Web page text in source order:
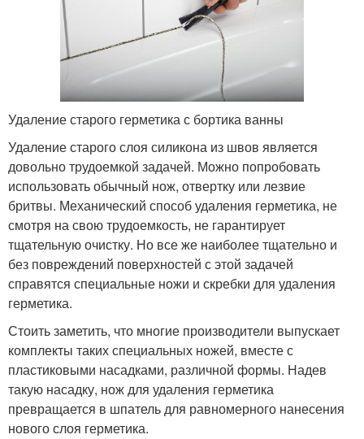
Удаление старого герметика с бортика ванны
Удаление старого слоя силикона из швов является
довольно трудоемкой задачей. Можно попробовать
использовать обычный нож, отвертку или лезвие
бритвы. Механический способ удаления герметика, не
смотря на свою трудоемкость, не гарантирует
тщательную очистку. Но все же наиболее тщательно и
без повреждений поверхностей с этой задачей
справятся специальные ножи и скребки для удаления
герметика.
Стоить заметить, что многие производители выпускает
комплекты таких специальных ножей, вместе с
пластиковыми насадками, различной формы. Надев
такую насадку, нож для удаления герметика
превращается в шпатель для равномерного нанесения
нового слоя герметика.